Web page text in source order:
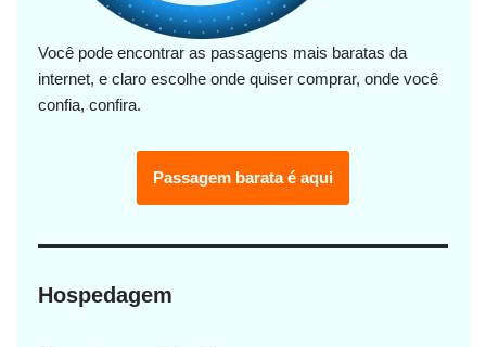
Você pode encontrar as passagens mais baratas da
internet, e claro escolhe onde quiser comprar, onde você
confia, confira.
Passagem barata é aqui
Hospedagem